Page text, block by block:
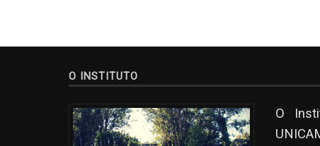
O INSTITUTO
O